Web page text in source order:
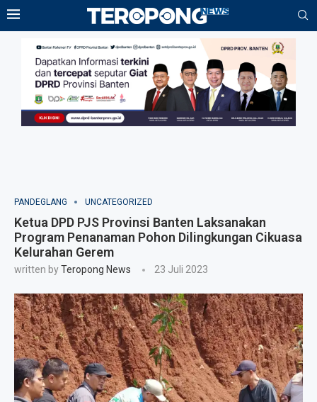
PANDEGLANG UNCATEGORIZED
Ketua DPD PJS Provinsi Banten Laksanakan
Program Penanaman Pohon Dilingkungan Cikuasa
Kelurahan Gerem
written byTeropong News 23 Juli 2023